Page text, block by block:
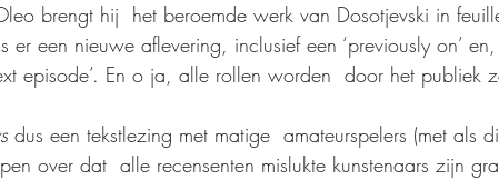
brengt hij  het beroemde werk van Dosotjevski in
er een nieuwe aflevering, inclusief een ‘previously on’
episode’. En o ja, alle rollen worden  door het publiek
dus een tekstlezing met matige  amateurspelers (met als
over dat  alle recensenten mislukte kunstenaars zijn